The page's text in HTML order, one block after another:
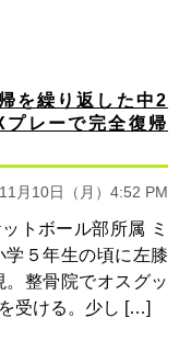
を繰り返した中2
レーで完全復帰
月10日（月）4:52 PM
トボール部所属 ミ
５年生の頃に左膝
整骨院でオスグッ
受ける。少し […]